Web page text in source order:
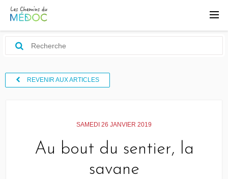
REVENIR AUX ARTICLES
SAMEDI 26 JANVIER 2019
Au bout du sentier, la
savane